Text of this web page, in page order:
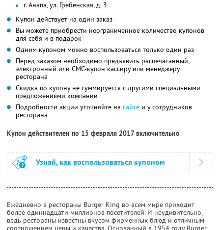
г. Анапа, ул. Гребенская, д. 3
Купон действует на один заказ
Вы можете приобрести неограниченное количество купонов
для себя и в подарок
Одним купоном можно воспользоваться только один раз
Перед заказом необходимо предъявить распечатанный,
электронный или СМС-купон кассиру или менеджеру
ресторана
Скидка по купону не суммируется с другими специальными
предложениями компании
Подробности акции уточняйте на сайте и у сотрудников
ресторана
Купон действителен по 15 февраля 2017 включительно
Узнай, как воспользоваться купоном
Ежедневно в рестораны Burger King во всем мире приходит
более одиннадцати миллионов посетителей. И неудивительно,
ведь рестораны известны вкусом фирменных блюд и отличным
соотношением цены и качества. Основанный в 1954 году Burger